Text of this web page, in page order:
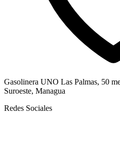
Gasolinera UNO Las Palmas, 50
Suroeste, Managua
Redes Sociales